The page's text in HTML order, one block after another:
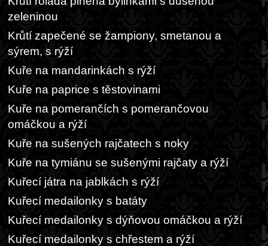
zeleninou
Krůtí zapečené se žampiony, smetanou a
sýrem, s rýží
Kuře na mandarinkách s rýží
Kuře na paprice s těstovinami
Kuře na pomerančích s pomerančovou
omáčkou a rýží
Kuře na sušených rajčatech s noky
Kuře na tymiánu se sušenými rajčaty a rýží
Kuřecí játra na jablkách s rýží
Kuřecí medailonky s batáty
Kuřecí medailonky s dýňovou omáčkou a rýží
Kuřecí medailonky s chřestem a rýží